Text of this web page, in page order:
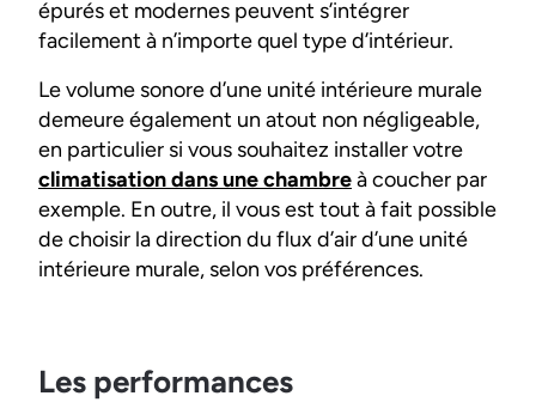
épurés et modernes peuvent s’intégrer
facilement à n’importe quel type d’intérieur.
Le volume sonore d’une unité intérieure murale
demeure également un atout non négligeable,
en particulier si vous souhaitez installer votre
climatisation dans une chambreà coucher par
exemple. En outre, il vous est tout à fait possible
de choisir la direction du flux d’air d’une unité
intérieure murale, selon vos préférences.
Les performances